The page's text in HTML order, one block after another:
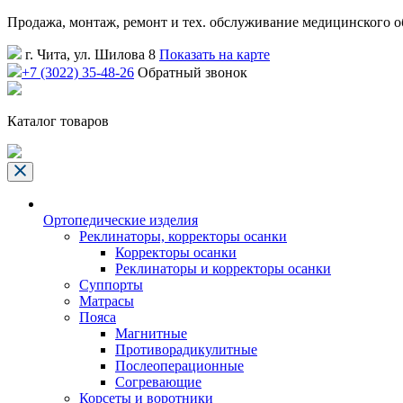
Продажа, монтаж, ремонт и тех. обслуживание медицинского
г. Чита, ул. Шилова 8 Показать на карте
+7 (3022) 35-48-26 Обратный звонок
Каталог товаров
Ортопедические изделия
Реклинаторы, корректоры осанки
Корректоры осанки
Реклинаторы и корректоры осанки
Суппорты
Матрасы
Пояса
Магнитные
Противорадикулитные
Послеоперационные
Согревающие
Корсеты и воротники